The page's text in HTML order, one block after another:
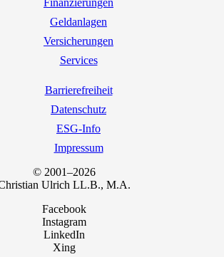
Finan­zie­run­gen
Geld­an­la­gen
Ver­si­che­run­gen
Ser­vices
Bar­rie­re­frei­heit
Daten­schutz
ESG-Info
Impres­sum
© 2001–2026
Ulrich LL.B., M.A.
Facebook
Instagram
LinkedIn
Xing